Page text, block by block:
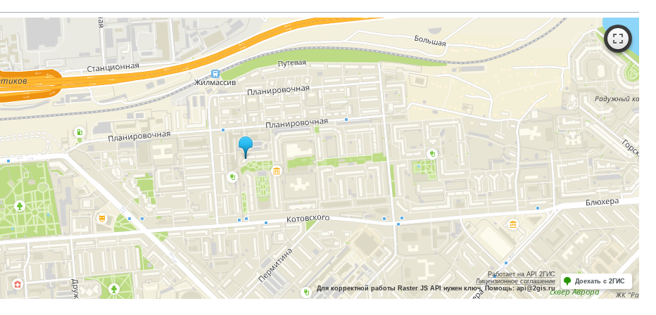
Работает на API 2ГИС
Лицензионное соглашение
Для корректной работы Raster JS API нужен ключ. Помощь: api@2gis.ru
Доехать с 2ГИС